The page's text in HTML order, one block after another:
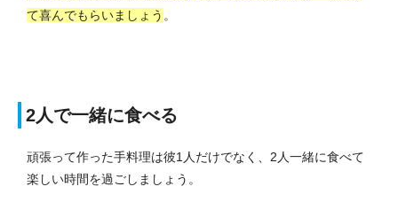
て喜んでもらいましょう 。
2人で一緒に食べる
頑張って作った手料理は彼1人だけでなく、2人一緒に食べて
楽しい時間を過ごしましょう。